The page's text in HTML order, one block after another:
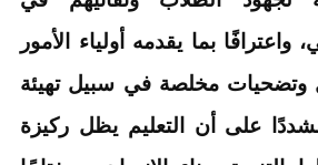
بما يقدمه أولياء الأمور
مخلصة في سبيل تهيئة
مشددًا على أن التعليم يظل ركيزة